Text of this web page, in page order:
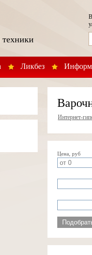
техники
Ликбез
Интернет-
Цена, руб